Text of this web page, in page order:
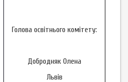
Голова освітнього комітету:
Добродняк Олена
Львів